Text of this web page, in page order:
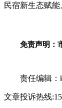
民宿新生态赋能
免责声明：
责任编辑：
文章投诉热线